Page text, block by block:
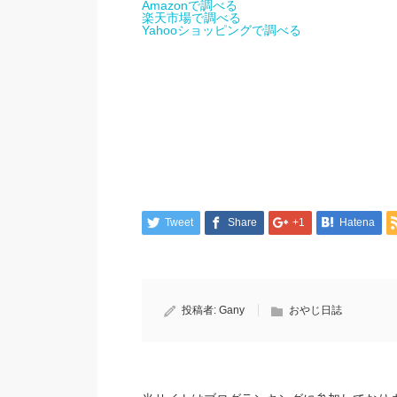
Amazonで調べる
楽天市場で調べる
Yahooショッピングで調べる
Tweet Share +1 Hatena
投稿者: Gany おやじ日誌